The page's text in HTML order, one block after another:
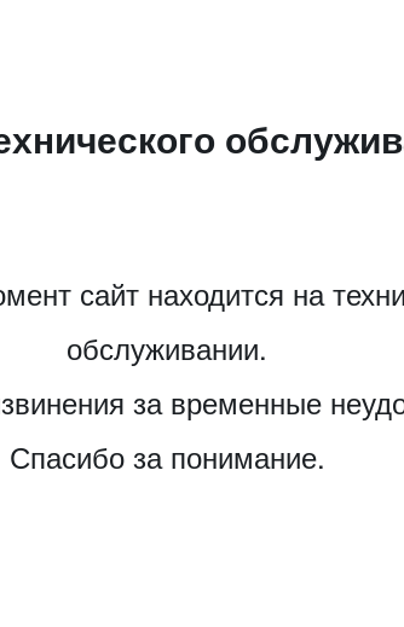
сайт находится на
обслуживании.
за временные
Спасибо за понимание.